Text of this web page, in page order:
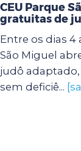
CEU Parque
gratuitas de
Entre os dias 4
São Miguel
judô
sem deficiê...